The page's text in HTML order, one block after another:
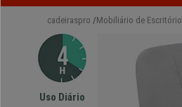
cadeiraspro Mobiliário de Escritório
Uso Diário